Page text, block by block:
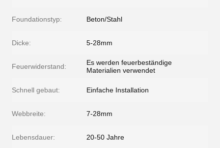
Foundationstyp: Beton/Stahl
Dicke: 5-28mm
Feuerwiderstand:
Es werden feuerbeständige
Materialien verwendet
Schnell gebaut: Einfache Installation
Webbreite: 7-28mm
Lebensdauer: 20-50 Jahre